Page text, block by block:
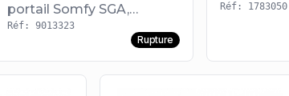
portail Somfy SGA,
PASSEO et AXOVIA (avant
Réf: 9013323
Rupture
Réf: 1783050